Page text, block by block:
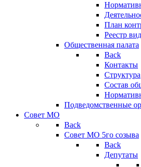
План
Реестр
Общественная палата
Back
Контакты
Структура
Состав
Подведомственные
Совет МО
Back
Совет МО 5го созыва
Back
Депутаты